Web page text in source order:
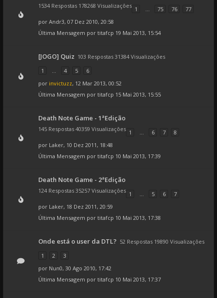
1534 Respostas 178268 Visualizações 1 ... 75 76
77
por Andr3, 07 Dez 2010, 20:58
Última Mensagem por titafcp 19 Mai 2013, 15:54
[JOGO] Quiz 103 Respostas 31384 Visualizações
1
... 4 5
6
por invictuzz, 12 Mar 2013, 00:52
Última Mensagem por titafcp 15 Mai 2013, 15:55
Death Note Game - 1ªEdição
145 Respostas 40359 Visualizações 1 ... 6 7
8
por Laker, 10 Dez 2011, 18:48
Última Mensagem por titafcp 10 Mai 2013, 17:39
Death Note Game - 2ªEdição
124 Respostas 35257 Visualizações 1 ... 5 6
7
por Laker, 18 Dez 2011, 20:59
Última Mensagem por titafcp 10 Mai 2013, 17:38
Onde está o user da DTL? 52 Respostas 19890 Visualizações
1
2
3
por Nun0, 30 Ago 2010, 17:42
Última Mensagem por titafcp 10 Mai 2013, 17:37